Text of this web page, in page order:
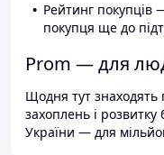
Рейтинг покупців
покупця ще до
Prom — для
Щодня тут знаходять
захоплень і
України — для